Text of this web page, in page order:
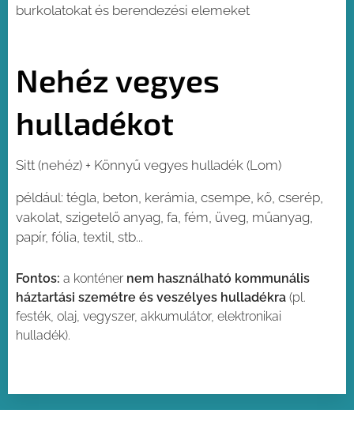
burkolatokat és berendezési elemeket
Nehéz vegyes
hulladékot
Sitt (nehéz) + Könnyű vegyes hulladék (Lom)
például: tégla, beton, kerámia, csempe, kő, cserép,
vakolat, szigetelő anyag, fa, fém, üveg, műanyag,
papír, fólia, textil, stb...
Fontos: a konténer nem használható kommunális
háztartási szemétre és veszélyes hulladékra (pl.
festék, olaj, vegyszer, akkumulátor, elektronikai
hulladék).